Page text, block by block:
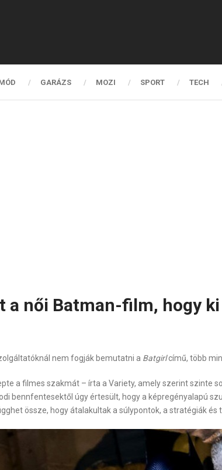
GARÁZS MOZI SPORT TECH
a női Batman-film, hogy
nem fogják bemutatni a Batgirlcímű, több
a filmes szakmát – írta a Variety, amely szerint szinte
bennfentesektől úgy értesült, hogy a képregényalapú
össze, hogy átalakultak a súlypontok, a stratégiák